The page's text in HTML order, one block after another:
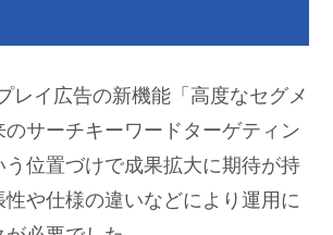
レイ広告の新機能「高度なセグメ
のサーチキーワードターゲティン
う位置づけで成果拡大に期待が持
性や仕様の違いなどにより運用に